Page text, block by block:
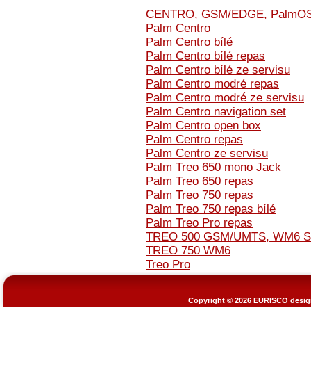
CENTRO, GSM/EDGE,
Palm Centro
Palm Centro bílé
Palm Centro bílé repas
Palm Centro bílé ze servisu
Palm Centro modré repas
Palm Centro modré ze servisu
Palm Centro navigation set
Palm Centro open box
Palm Centro repas
Palm Centro ze servisu
Palm Treo 650 mono Jack
Palm Treo 650 repas
Palm Treo 750 repas
Palm Treo 750 repas bílé
Palm Treo Pro repas
TREO 500 GSM/UMTS, WM6
TREO 750 WM6
Treo Pro
Copyright © 2026 EURISCO